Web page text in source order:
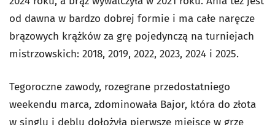
od dawna w bardzo dobrej formie i ma całe naręcze
brązowych krążków za grę pojedynczą na turniejach
mistrzowskich: 2018, 2019, 2022, 2023, 2024 i 2025.
Tegoroczne zawody, rozegrane przedostatniego
weekendu marca, zdominowała Bajor, która do złota
w singlu i deblu dołożyła pierwsze miejsce w grze